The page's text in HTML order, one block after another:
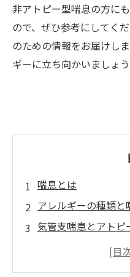
非アトピー型喘息の方に
ので、ぜひ参考にしてく
のための情報をお届けし
ギーに立ち向かいましょう
喘息とは
アレルギーの種類と
気管支喘息とアト